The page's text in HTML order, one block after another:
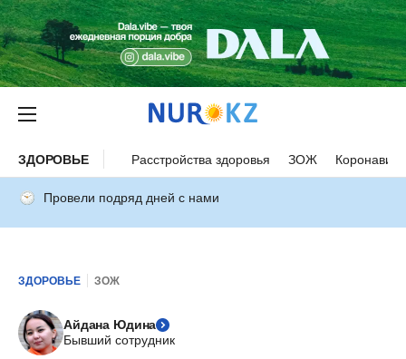
ЗДОРОВЬЕ Расстройства здоровья ЗОЖ
Провели подряд дней с нами
ЗДОРОВЬЕ ЗОЖ
Айдана Юдина
Бывший сотрудник